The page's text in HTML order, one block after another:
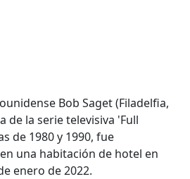
Bob Saget (Filadelfia,
de la serie televisiva 'Full
de 1980 y 1990, fue
una habitación de hotel en
enero de 2022.